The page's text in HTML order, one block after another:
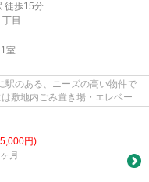
徒歩15分
丁目
1室
駅のある、ニーズの高い物件で
敷地内ごみ置き場・エレベータ
円)
月